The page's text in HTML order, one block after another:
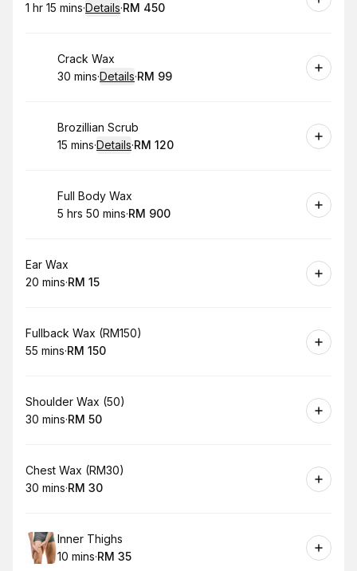
. Duration :
1 hr 15 mins·Details·
.Price:
RM 450
Book
Crack Wax
.Duration:
30 mins·Details·
.Price
RM 99
Book
Brozillian Scrub
.Duration:
15 mins·Details·
.Price:
RM 120
Book
Full Body Wax
. Duration:
5 hrs 50 mins·
.Price:
RM 900
Book
Ear Wax
.Duration
20 mins·
.Price
RM 15
Book
Fullback Wax (RM150)
.Duration
55 mins·
.Price:
RM 150
Book
Shoulder Wax (50)
.Duration
30 mins·
.Price
RM 50
Book
Chest Wax (RM30)
.Duration
30 mins·
.Price
RM 30
Book
Inner Thighs
.Duration :
10 mins·
.Price
RM 35